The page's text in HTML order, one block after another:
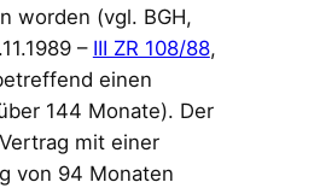
worden (vgl. BGH,
– III ZR 108/88,
einen
144 Monate). Der
mit einer
von 94 Monaten